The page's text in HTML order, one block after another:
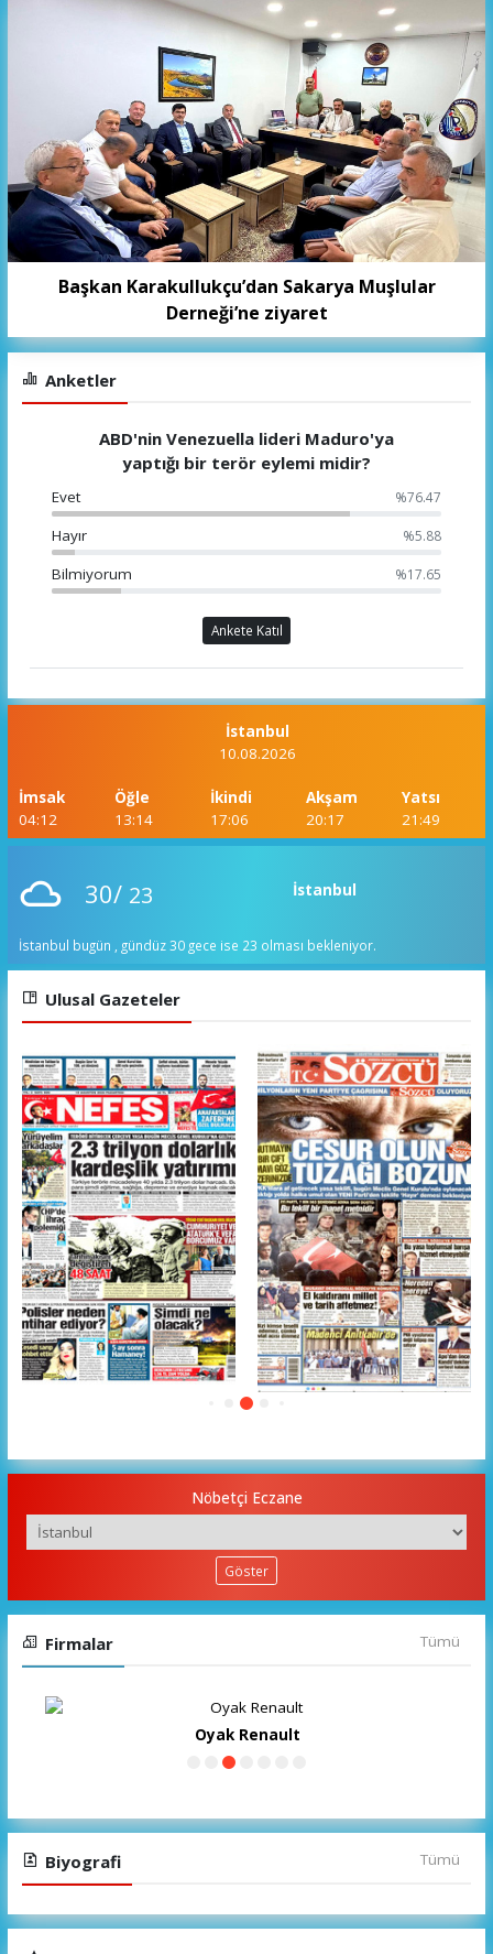
Başkan Karakullukçu’dan Sakarya Muşlular
Derneği’ne ziyaret
Anketler
ABD'nin Venezuella lideri Maduro'ya
yaptığı bir terör eylemi midir?
Evet %76.47
Hayır %5.88
Bilmiyorum %17.65
Ankete Katıl
İstanbul
10.08.2026
İmsak
04:12
Öğle
13:14
İkindi
17:06
Akşam
20:17
Yatsı
21:49
30/ 23 İstanbul
İstanbul bugün , gündüz 30 gece ise 23 olması bekleniyor.
Ulusal Gazeteler
Nöbetçi Eczane
Göster
Firmalar Tümü
Toyota
Biyografi Tümü